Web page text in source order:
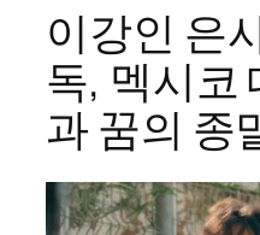
이강인 은
독, 멕시코
과 꿈의 종